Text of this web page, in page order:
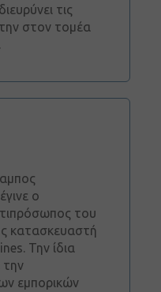
τις
στον τομέα
ο
του
κατασκευαστή
Την ίδια
την
εμπορικών